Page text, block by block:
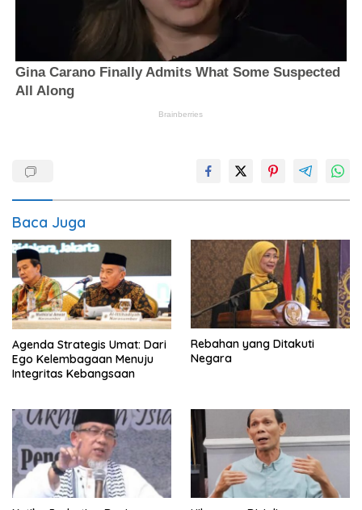
Baca Juga
Agenda Strategis Umat: Dari
Ego Kelembagaan Menuju
Rebahan yang Ditakuti
Negara